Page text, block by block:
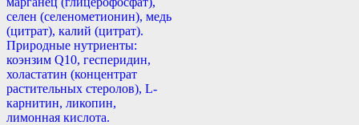
селен (селенометионин), медь
(цитрат), калий (цитрат).
Природные нутриенты:
коэнзим Q10, гесперидин,
холастатин (концентрат
растительных стеролов), L-
карнитин, ликопин,
лимонная кислота.